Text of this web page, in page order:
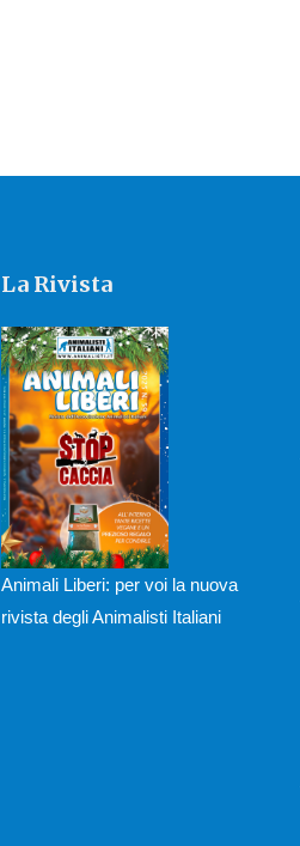
La Rivista
Animali Liberi: per voi la nuova
rivista degli Animalisti Italiani